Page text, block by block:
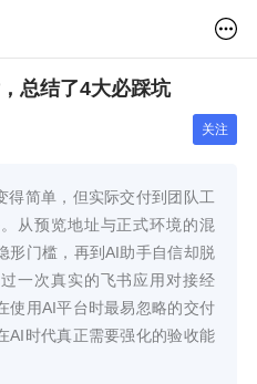
总结了4大必踩坑
关注
得简单，但实际交付到团队工
从预览地址与正式环境的混
形门槛，再到AI助手自信却脱
一次真实的飞书应用对接经
使用AI平台时最易忽略的交付
AI时代真正需要强化的验收能